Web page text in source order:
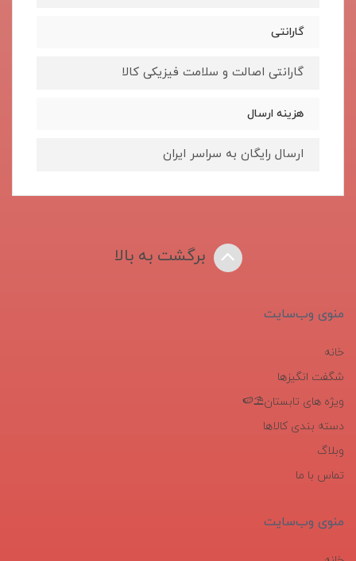
گارانتی
گارانتی اصالت و سلامت فیزیکی کالا
هزینه ارسال
ارسال رایگان به سراسر ایران
برگشت به بالا
منوی وب‌سایت
خانه
شگفت انگیزها
ویژه های تابستان⛱️🍉
دسته بندی کالاها
وبلاگ
تماس با ما
منوی وب‌سایت